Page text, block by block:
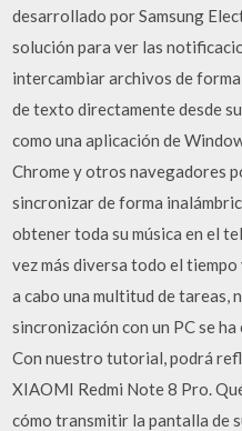
desarrollado por Samsung
solución para ver las
intercambiar archivos de
de texto directamente desde
como una aplicación de
Chrome y otros navegadores
sincronizar de forma
obtener toda su música en el
vez más diversa todo el
a cabo una multitud de tareas,
sincronización con un PC se
Con nuestro tutorial, podrá
XIAOMI Redmi Note 8 Pro.
cómo transmitir la pantalla de